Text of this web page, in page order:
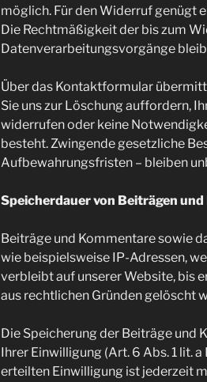
möglich. Für den Widerruf genügt
Die Rechtmäßigkeit der bis zum
Datenverarbeitungsvorgänge
Über das Kontaktformular
Sie uns zur Löschung auffordern,
widerrufen oder keine
besteht. Zwingende gesetzliche
Aufbewahrungsfristen – bleiben
Speicherdauer von Beiträgen
Beiträge und Kommentare sowie
wie beispielsweise IP-Adressen,
verbleibt auf unserer Website, bis
aus rechtlichen Gründen gelöscht
Die Speicherung der Beiträge und
Ihrer Einwilligung (Art. 6 Abs. 1 lit.
erteilten Einwilligung ist jederzeit